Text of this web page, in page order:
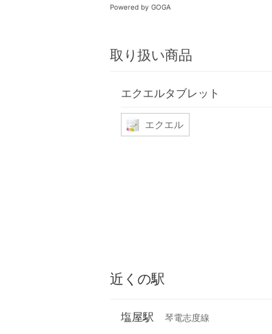
Powered by GOGA
取り扱い商品
エクエルタブレット
エクエル
近くの駅
塩屋駅 琴電志度線